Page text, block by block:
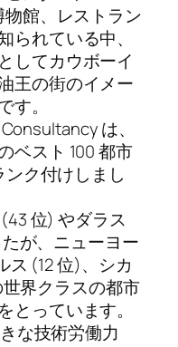
物館、レストラン
られている中、
してカウボーイ
王の街のイメー
す。
は、
ベスト 100 都市
ク付けしまし
位) やダラス
が、ニューヨー
ス (12 位)、シカ
界クラスの都市
とっています。
きな技術労働力